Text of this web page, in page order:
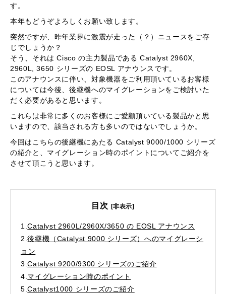
す。
本年もどうぞよろしくお願い致します。
突然ですが、昨年業界に激震が走った（？）ニュースをご存
じでしょうか？
そう、それは Cisco の主力製品である Catalyst 2960X,
2960L, 3650 シリーズの EOSL アナウンスです。
このアナウンスに伴い、対象機器をご利用頂いているお客様
については今後、後継機へのマイグレーションをご検討いた
だく必要があると思います。
これらは非常に多くのお客様にご愛顧頂いている製品かと思
いますので、該当される方も多いのではないでしょうか。
今回はこちらの後継機にあたる Catalyst 9000/1000 シリーズ
の紹介と、マイグレーション時のポイントについてご紹介を
させて頂こうと思います。
目次 [非表示]
1.Catalyst 2960L/2960X/3650 の EOSL アナウンス
2.後継機（Catalyst 9000 シリーズ）へのマイグレーシ
ョン
3.Catalyst 9200/9300 シリーズのご紹介
4. マイグレーション時のポイント
5.Catalyst1000 シリーズのご紹介